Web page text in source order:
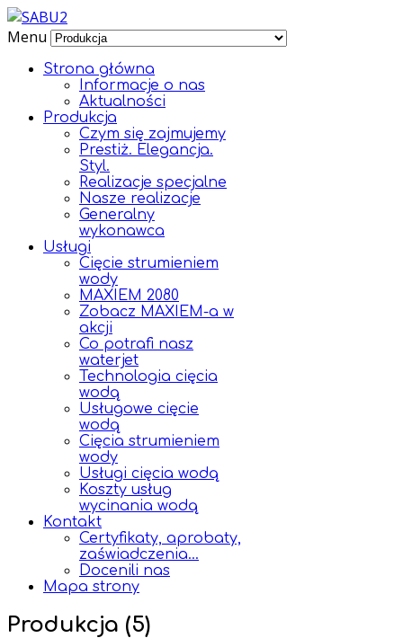
Menu
Strona główna
Informacje o nas
Aktualności
Produkcja
Czym się zajmujemy
Prestiż. Elegancja.
Styl.
Realizacje specjalne
Nasze realizacje
Generalny
wykonawca
Usługi
Cięcie strumieniem
wody
MAXIEM 2080
Zobacz MAXIEM-a w
akcji
Co potrafi nasz
waterjet
Technologia cięcia
wodą
Usługowe cięcie
wodą
Cięcia strumieniem
wody
Usługi cięcia wodą
Koszty usług
wycinania wodą
Kontakt
Certyfikaty, aprobaty,
zaświadczenia...
Docenili nas
Mapa strony
Produkcja (5)